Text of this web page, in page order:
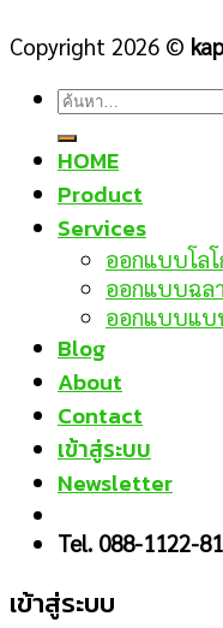
Copyright 2026 ©
ค้นหา:
HOME
Product
Services
ออกแบบโล
ออกแบบฉล
ออกแบบแบ
Blog
About
Contact
เข้าสู่ระบบ
Newsletter
Tel. 088-1122-
เข้าสู่ระบบ